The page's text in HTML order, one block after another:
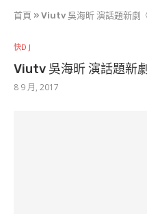
首頁 » Viutv 吳海昕 演話題新劇
快D J
Viutv 吳海昕 演話題新
8 9 月, 2017